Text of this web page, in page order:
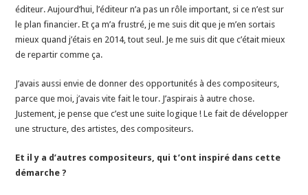
éditeur. Aujourd’hui, l’éditeur n’a pas un rôle important, si ce n’est sur
le plan financier. Et ça m’a frustré, je me suis dit que je m’en sortais
mieux quand j’étais en 2014, tout seul. Je me suis dit que c’était mieux
de repartir comme ça.
J’avais aussi envie de donner des opportunités à des compositeurs,
parce que moi, j’avais vite fait le tour. J’aspirais à autre chose.
Justement, je pense que c’est une suite logique ! Le fait de développer
une structure, des artistes, des compositeurs.
Et il y a d’autres compositeurs, qui t’ont inspiré dans cette
démarche ?